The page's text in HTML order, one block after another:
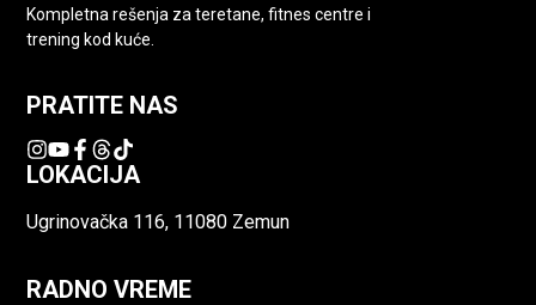
Kompletna rešenja za teretane, fitnes centre i
trening kod kuće.
PRATITE NAS
LOKACIJA
Ugrinovačka 116, 11080 Zemun
RADNO VREME